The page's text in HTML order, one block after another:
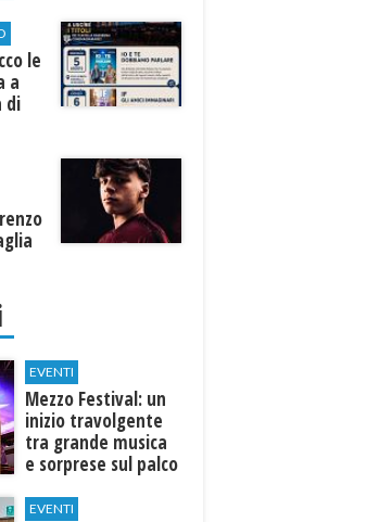
le
a
di
EVENTI
Mezzo Festival: un
inizio travolgente
tra grande musica
e sorprese sul palco
EVENTI